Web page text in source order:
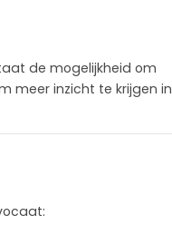
de mogelijkheid om
meer inzicht te krijgen in